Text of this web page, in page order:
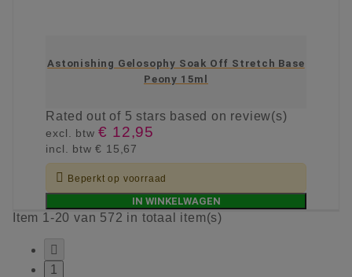
Astonishing Gelosophy Soak Off Stretch Base
Peony 15ml
Ratedout of 5 stars based on review(s)
excl. btw€ 12,95
incl. btw€ 15,67
 Beperkt op voorraad
IN WINKELWAGEN
Item 1-20 van 572 in totaal item(s)

1